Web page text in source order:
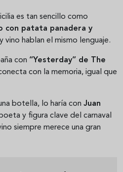
es tan sencillo como
con patata panadera y
hablan el mismo lenguaje.
con “Yesterday” de The
con la memoria, igual que
botella, lo haría con Juan
y figura clave del carnaval
siempre merece una gran